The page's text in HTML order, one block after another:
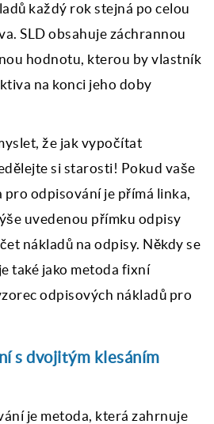
každý rok stejná po celou
SLD obsahuje záchrannou
hodnotu, kterou by vlastník
na konci jeho doby
že jak vypočítat
si starosti! Pokud vaše
odpisování je přímá linka,
uvedenou přímku odpisy
nákladů na odpisy. Někdy se
také jako metoda fixní
odpisových nákladů pro
s dvojitým klesáním
je metoda, která zahrnuje